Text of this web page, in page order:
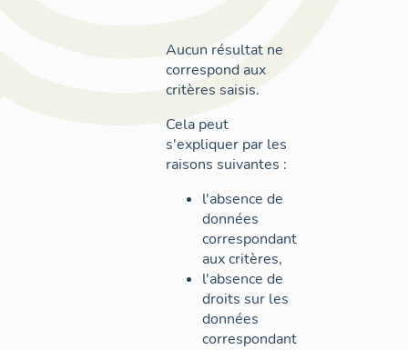
Aucun résultat ne
correspond aux
critères saisis.
Cela peut
s'expliquer par les
raisons suivantes :
l'absence de
données
correspondant
aux critères,
l'absence de
droits sur les
données
correspondant